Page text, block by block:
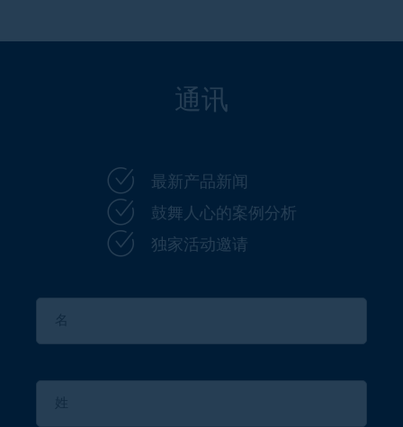
通讯
最新产品新闻
鼓舞人心的案例分析
独家活动邀请